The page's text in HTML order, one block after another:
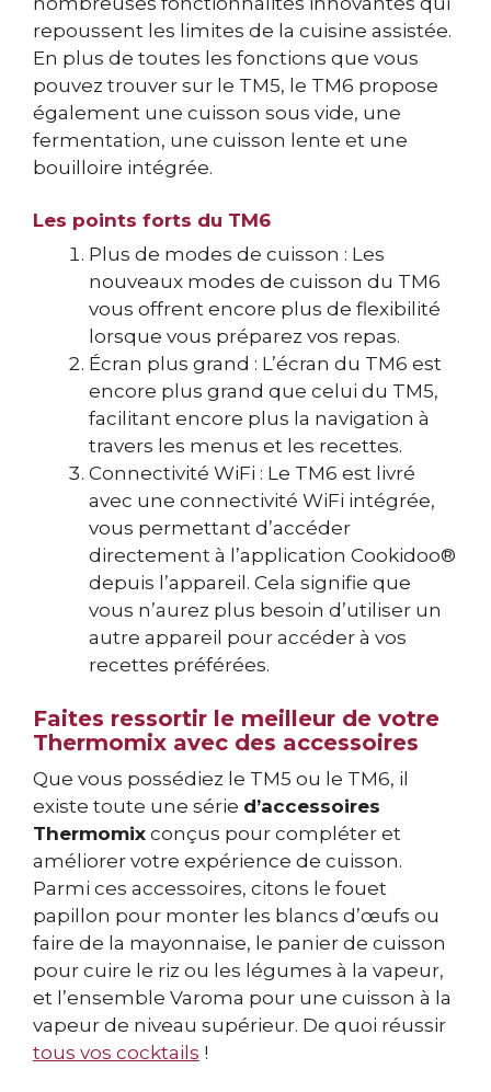
repoussent les limites de la cuisine assistée.
En plus de toutes les fonctions que vous
pouvez trouver sur le TM5, le TM6 propose
également une cuisson sous vide, une
fermentation, une cuisson lente et une
bouilloire intégrée.
Les points forts du TM6
Plus de modes de cuisson : Les
nouveaux modes de cuisson du TM6
vous offrent encore plus de flexibilité
lorsque vous préparez vos repas.
Écran plus grand : L’écran du TM6 est
encore plus grand que celui du TM5,
facilitant encore plus la navigation à
travers les menus et les recettes.
Connectivité WiFi : Le TM6 est livré
avec une connectivité WiFi intégrée,
vous permettant d’accéder
directement à l’application Cookidoo®
depuis l’appareil. Cela signifie que
vous n’aurez plus besoin d’utiliser un
autre appareil pour accéder à vos
recettes préférées.
Faites ressortir le meilleur de votre
Thermomix avec des accessoires
Que vous possédiez le TM5 ou le TM6, il
existe toute une série d’accessoires
Thermomix conçus pour compléter et
améliorer votre expérience de cuisson.
Parmi ces accessoires, citons le fouet
papillon pour monter les blancs d’œufs ou
faire de la mayonnaise, le panier de cuisson
pour cuire le riz ou les légumes à la vapeur,
et l’ensemble Varoma pour une cuisson à la
vapeur de niveau supérieur. De quoi réussir
tous vos cocktails !